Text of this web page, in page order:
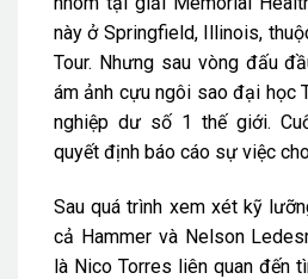
này ở Springfield, Illinois,
Tour. Nhưng sau vòng đấu
ám ảnh cựu ngôi sao đại học
nghiệp dư số 1 thế giới.
quyết định báo cáo sự việc
Sau quá trình xem xét kỹ
cả Hammer và Nelson
là Nico Torres liên quan đến